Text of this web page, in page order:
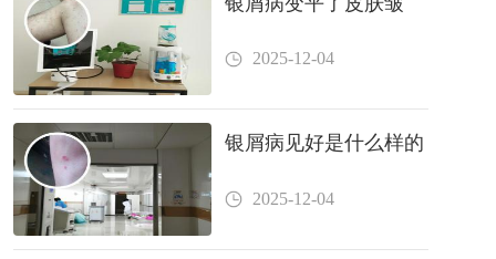
2025-12-04
银屑病见好是什么样的
2025-12-04